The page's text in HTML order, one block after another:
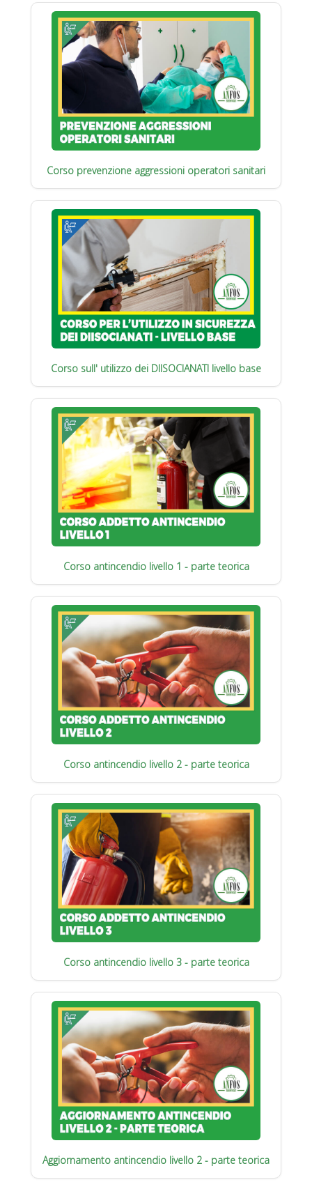
Corso prevenzione aggressioni operatori sanitari
Corso sull' utilizzo dei DIISOCIANATI livello base
Corso antincendio livello 1 - parte teorica
Corso antincendio livello 2 - parte teorica
Corso antincendio livello 3 - parte teorica
Aggiornamento antincendio livello 2 - parte teorica